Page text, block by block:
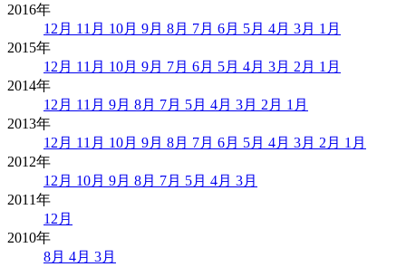
2016年
12月 11月 10月 9月 8月 7月 6月 5月 4月 3月 1月
2015年
12月 11月 10月 9月 7月 6月 5月 4月 3月 2月 1月
2014年
12月 11月 9月 8月 7月 5月 4月 3月 2月 1月
2013年
12月 11月 10月 9月 8月 7月 6月 5月 4月 3月 2月 1月
2012年
12月 10月 9月 8月 7月 5月 4月 3月
2011年
12月
2010年
8月 4月 3月